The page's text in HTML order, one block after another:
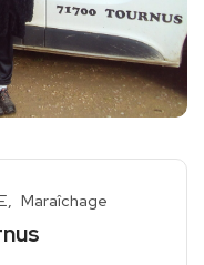
Maraîchage